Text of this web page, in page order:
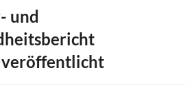
und